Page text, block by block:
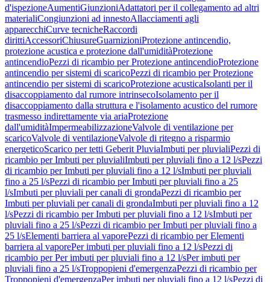
d'ispezioneAumentiGiunzioniAdattatori per il collegamento ad altri
materialiCongiunzioni ad innestoAllacciamenti agli
apparecchiCurve tecnicheRaccordi
dirittiAccessoriChiusureGuarnizioniProtezione antincendio,
protezione acustica e protezione dall'umiditàProtezione
antincendioPezzi di ricambio per Protezione antincendioProtezione
antincendio per sistemi di scaricoPezzi di ricambio per Protezione
antincendio per sistemi di scaricoProtezione acusticaIsolanti per il
disaccoppiamento dal rumore intrinsecoIsolamento per il
disaccoppiamento dalla struttura e l'isolamento acustico del rumore
trasmesso indirettamente via ariaProtezione
dall'umiditàImpermeabilizzazioneValvole di ventilazione per
scaricoValvole di ventilazioneValvole di ritegno a risparmio
energeticoScarico per tetti Geberit PluviaImbuti per pluvialiPezzi di
ricambio per Imbuti per pluvialiImbuti per pluviali fino a 12 l/sPezzi
di ricambio per Imbuti per pluviali fino a 12 l/sImbuti per pluviali
fino a 25 l/sPezzi di ricambio per Imbuti per pluviali fino a 25
l/sImbuti per pluviali per canali di grondaPezzi di ricambio per
Imbuti per pluviali per canali di grondaImbuti per pluviali fino a 12
l/sPezzi di ricambio per Imbuti per pluviali fino a 12 l/sImbuti per
pluviali fino a 25 l/sPezzi di ricambio per Imbuti per pluviali fino a
25 l/sElementi barriera al vaporePezzi di ricambio per Elementi
barriera al vaporePer imbuti per pluviali fino a 12 l/sPezzi di
ricambio per Per imbuti per pluviali fino a 12 l/sPer imbuti per
pluviali fino a 25 l/sTroppopieni d'emergenzaPezzi di ricambio per
Troppopieni d'emergenzaPer imbuti per pluviali fino a 12 l/sPezzi di